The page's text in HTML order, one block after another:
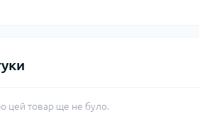
цей товар ще не було.